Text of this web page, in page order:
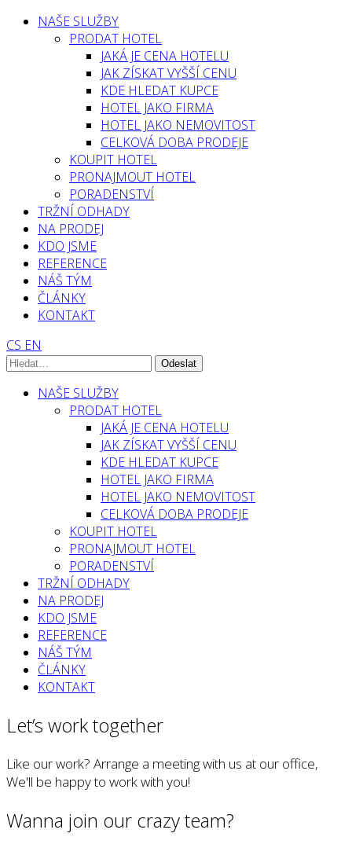
NAŠE SLUŽBY
PRODAT HOTEL
JAKÁ JE CENA HOTELU
JAK ZÍSKAT VYŠŠÍ CENU
KDE HLEDAT KUPCE
HOTEL JAKO FIRMA
HOTEL JAKO NEMOVITOST
CELKOVÁ DOBA PRODEJE
KOUPIT HOTEL
PRONAJMOUT HOTEL
PORADENSTVÍ
TRŽNÍ ODHADY
NA PRODEJ
KDO JSME
REFERENCE
NÁŠ TÝM
ČLÁNKY
KONTAKT
CS EN
NAŠE SLUŽBY
PRODAT HOTEL
JAKÁ JE CENA HOTELU
JAK ZÍSKAT VYŠŠÍ CENU
KDE HLEDAT KUPCE
HOTEL JAKO FIRMA
HOTEL JAKO NEMOVITOST
CELKOVÁ DOBA PRODEJE
KOUPIT HOTEL
PRONAJMOUT HOTEL
PORADENSTVÍ
TRŽNÍ ODHADY
NA PRODEJ
KDO JSME
REFERENCE
NÁŠ TÝM
ČLÁNKY
KONTAKT
Let’s work together
Like our work? Arrange a meeting with us at our office,
We'll be happy to work with you!
Wanna join our crazy team?